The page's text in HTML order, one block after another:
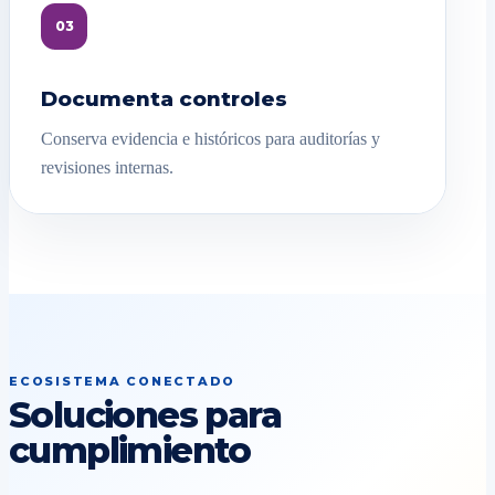
03
Documenta controles
Conserva evidencia e históricos para auditorías y
revisiones internas.
ECOSISTEMA CONECTADO
Soluciones para
cumplimiento